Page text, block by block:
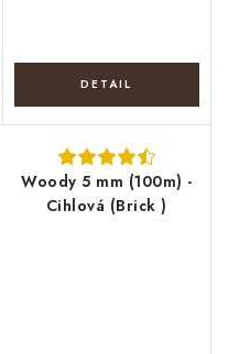
Woody 5 mm (100m) -
Cihlová (Brick )